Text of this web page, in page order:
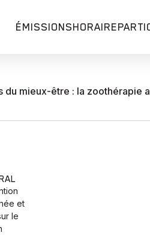
ÉMISSIONSHORAIRE
du mieux-être : la zoothérapie
et
le